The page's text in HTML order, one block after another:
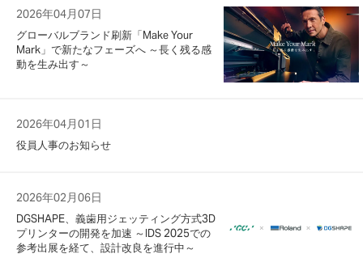
2026年04月07日
グローバルブランド刷新「Make Your
Mark」で新たなフェーズへ ～長く残る感
動を生み出す～
2026年04月01日
役員人事のお知らせ
2026年02月06日
DGSHAPE、義歯用ジェッティング方式3D
プリンターの開発を加速 ～IDS 2025での
参考出展を経て、設計改良を進行中～